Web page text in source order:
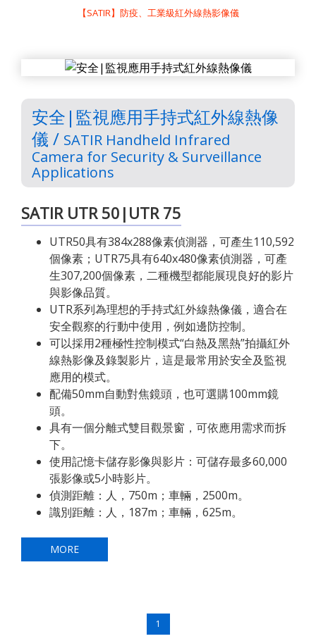
【SATIR】防疫、工業級紅外線熱影像儀
安全|監視應用手持式紅外線熱像
儀 / SATIR Handheld Infrared
Camera for Security & Surveillance
Applications
SATIR UTR 50|UTR 75
UTR50具有384x288像素偵測器，可產生110,592
個像素；UTR75具有640x480像素偵測器，可產
生307,200個像素，二種機型都能展現良好的影片
與影像品質。
UTR系列為理想的手持式紅外線熱像儀，適合在
安全觀察的行動中使用，例如邊防控制。
可以採用2種極性控制模式“白熱及黑熱”拍攝紅外
線熱影像及錄製影片，這是最常用於安全及監視
應用的模式。
配備50mm自動對焦鏡頭，也可選購100mm鏡
頭。
具有一個分離式雙目觀景窗，可依應用需求而拆
下。
使用記憶卡儲存影像與影片：可儲存最多60,000
張影像或5小時影片。
偵測距離：人，750m；車輛，2500m。
識別距離：人，187m；車輛，625m。
MORE
1